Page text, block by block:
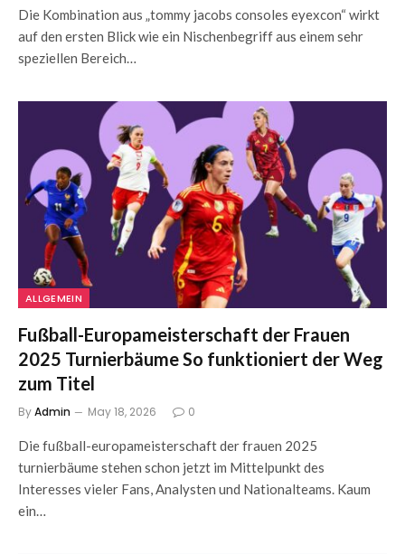
Die Kombination aus „tommy jacobs consoles eyexcon“ wirkt
auf den ersten Blick wie ein Nischenbegriff aus einem sehr
speziellen Bereich…
ALLGEMEIN
Fußball-Europameisterschaft der Frauen
2025 Turnierbäume So funktioniert der Weg
zum Titel
ByAdmin May 18, 2026 0
Die fußball-europameisterschaft der frauen 2025
turnierbäume stehen schon jetzt im Mittelpunkt des
Interesses vieler Fans, Analysten und Nationalteams. Kaum
ein…